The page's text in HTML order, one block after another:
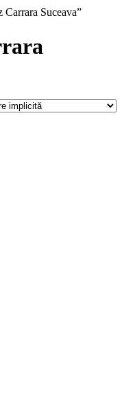
Carrara Suceava”